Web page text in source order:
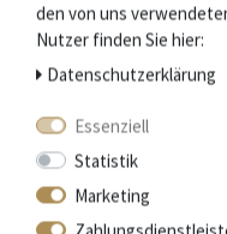
Das Messer ist NICHT
Die Schmiede Laguiole
Im Südwesten
seit Mitte des 19.
den von uns
Nutzer finden Sie hier:
Daten­schutz­erklärung
Essenziell
Statistik
Marketing